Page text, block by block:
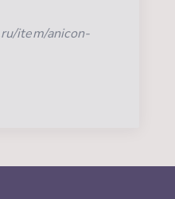
item/anicon-